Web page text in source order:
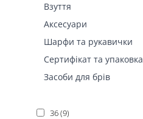
Взуття
Аксесуари
Шарфи та рукавички
Сертифікат та упаковка
Засоби для брів
M/L (26)
XS/S (19)
one size (13)
42 (12)
40 (11)
36 (9)